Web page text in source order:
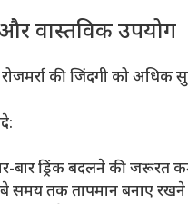
वास्तविक उपयोग
की जिंदगी को अधिक
बार ड्रिंक बदलने की जरूरत
समय तक तापमान बनाए रखने